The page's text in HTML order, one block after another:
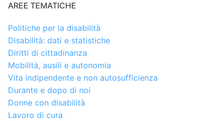
AREE TEMATICHE
Politiche per la disabilità
Disabilità: dati e statistiche
Diritti di cittadinanza
Mobilità, ausili e autonomia
Vita indipendente e non autosufficienza
Durante e dopo di noi
Donne con disabilità
Lavoro di cura